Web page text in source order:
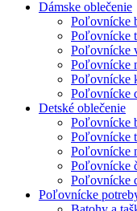
Dámske oblečenie
Poľovnícke
Poľovnícke
Poľovnícke
Poľovnícke
Poľovnícke
Poľovnícke
Detské oblečenie
Poľovnícke
Poľovnícke
Poľovnícke
Poľovnícke
Poľovnícke
Poľovnícke